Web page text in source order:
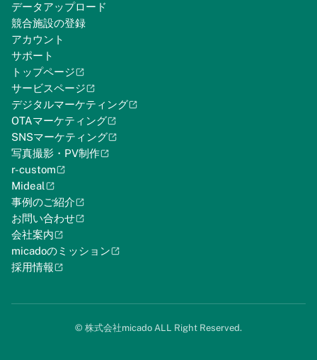
データアップロード
競合施設の登録
アカウント
サポート
トップページ
サービスページ
デジタルマーケティング
OTAマーケティング
SNSマーケティング
写真撮影・PV制作
r-custom
Mideal
事例のご紹介
お問い合わせ
会社案内
micadoのミッション
採用情報
©︎ 株式会社micado ALL Right Reserved.